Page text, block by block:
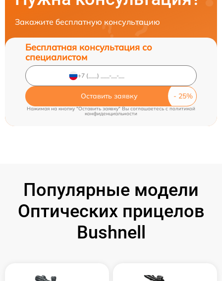
Закажите бесплатную консультацию
Бесплатная консультация со
специалистом
Оставить заявку
Нажимая на кнопку "Оставить заявку" Вы соглашаетесь cполитикой
конфиденциальности
Популярные модели
Оптических прицелов
Bushnell